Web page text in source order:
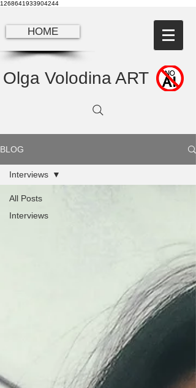
1268641933904244
HOME
Olga Volodina ART
BLOG
All Posts
Interviews
Interviews